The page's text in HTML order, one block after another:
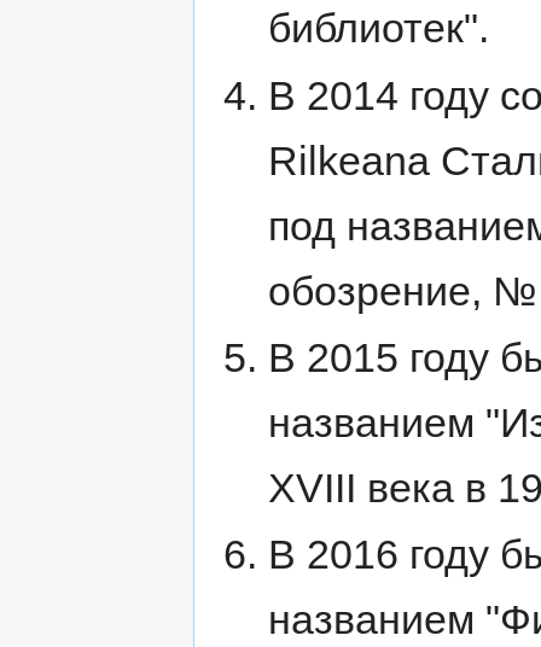
библиотек".
В 2014 году
Rilkeana
под
обозрение,
В 2015 году
названием
XVIII века в
В 2016 году
названием